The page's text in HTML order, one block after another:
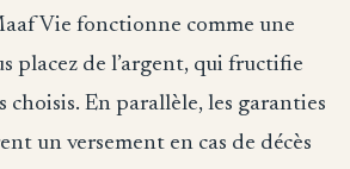
Vie fonctionne comme une
placez de l’argent, qui fructifie
choisis. En parallèle, les garanties
un versement en cas de décès